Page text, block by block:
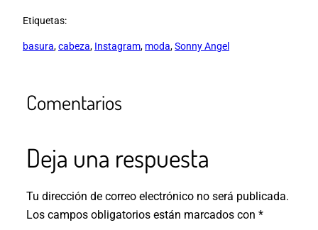
Etiquetas:
basura, cabeza, Instagram, moda, Sonny Angel
Comentarios
Deja una respuesta
Tu dirección de correo electrónico no será publicada.
Los campos obligatorios están marcados con *